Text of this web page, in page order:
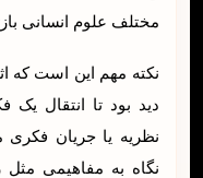
مختلف علوم انسانی
نکته مهم این است که
دید بود تا انتقال
نظریه یا جریان
نگاه به مفاهیمی